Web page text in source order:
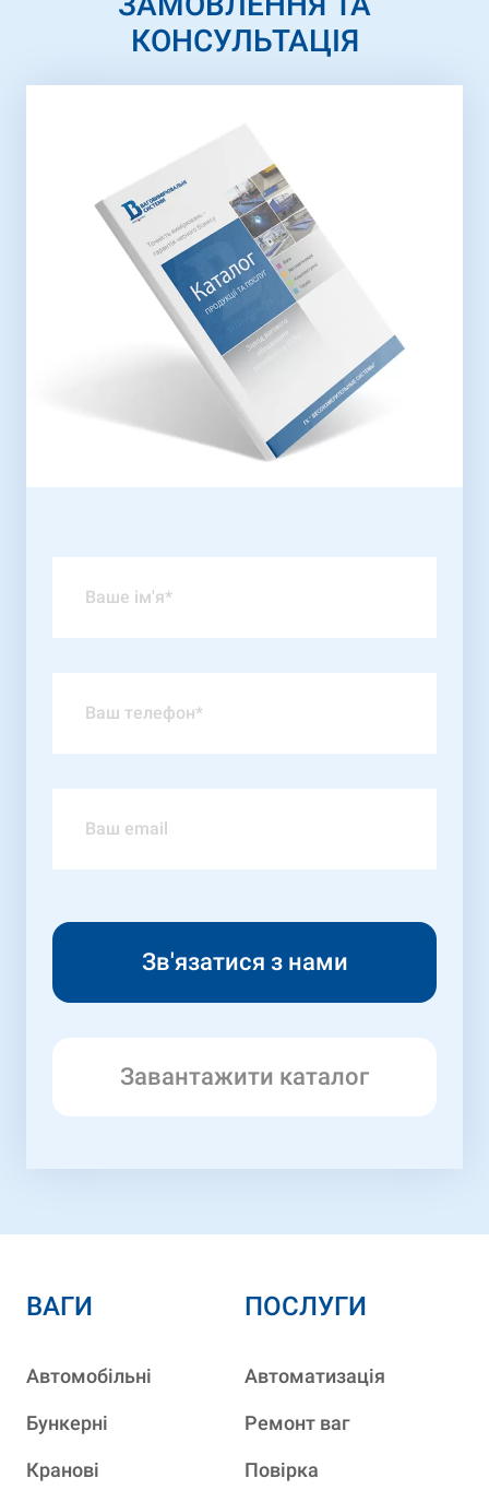
КОНСУЛЬТАЦІЯ
Завантажити каталог
ВАГИ
Автомобільні
Бункерні
Кранові
ПОСЛУГИ
Автоматизація
Ремонт ваг
Повірка